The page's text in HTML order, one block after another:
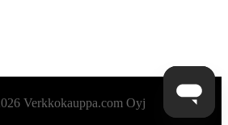
Verkkokauppa.com Oyj